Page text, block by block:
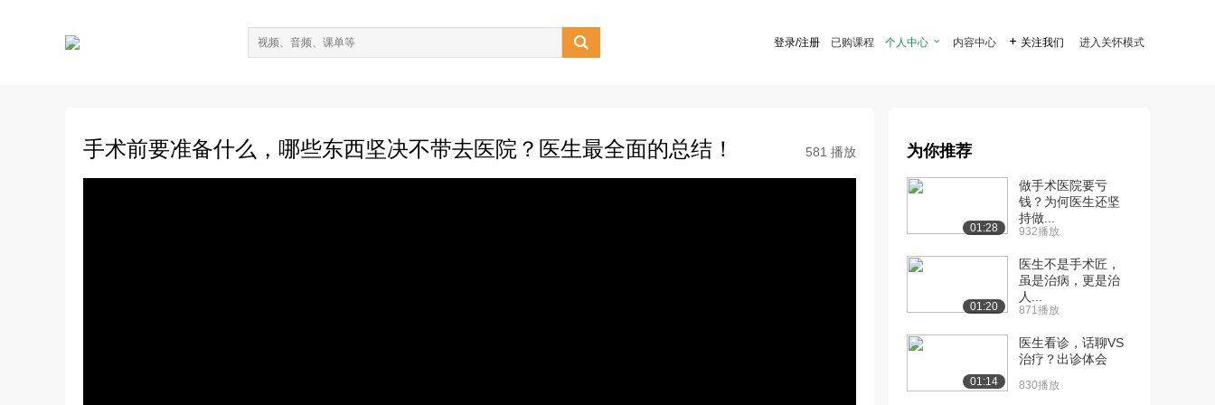
 登录/注册 已购课程 个人中心  内容中心  关注我们 进入关怀模式
手术前要准备什么，哪些东西坚决不带去医院？医生最全面的总结！ 581 播放 为你推荐
01:28
做手术医院要亏
钱？为何医生还坚
持做...
932播放
01:20
医生不是手术匠，
虽是治病，更是治
人...
871播放
01:14
医生看诊，话聊VS
治疗？出诊体会
830播放